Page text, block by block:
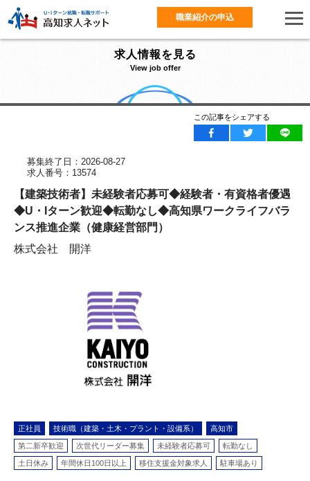
職業紹介の申込
求人情報を見る
View job offer
この記事をシェアする
募集終了日：2026-08-27
求人番号：13574
【建築技術者】未経験者応募可◆経験者・有資格者優遇
◆U・Iターン歓迎◆転勤なし◆高知県ワークライフバラ
ンス推進企業（健康経営部門）
株式会社 開洋
正社員 技術職（建築・土木・プラント・設備系） 高知市
第二新卒歓迎 次世代リーダー募集 未経験者応募可 転勤なし
土日休み 年間休日100日以上 移住支援金対象求人 駐車場あり